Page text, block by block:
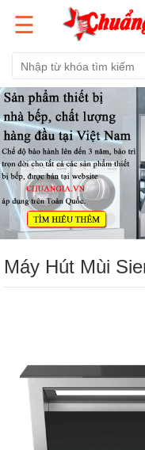
☰
Máy Hút Mùi